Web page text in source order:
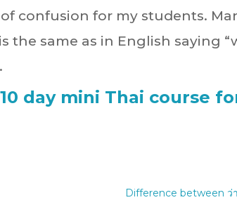
confusion for my students.
same as in English saying
day mini Thai course
Difference between ว่